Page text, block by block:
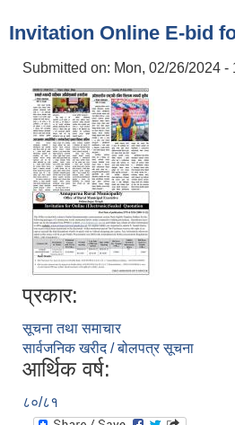
Invitation Online E-bid
Submitted on: Mon, 02/26/2024 -
प्रकार:
सूचना तथा समाचार
सार्वजनिक खरीद / बोलपत्र सूचना
आर्थिक वर्ष:
८०/८१